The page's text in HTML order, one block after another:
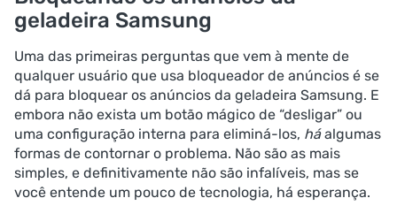
geladeira Samsung
Uma das primeiras perguntas que vem à mente de
qualquer usuário que usa bloqueador de anúncios é se
dá para bloquear os anúncios da geladeira Samsung. E
embora não exista um botão mágico de “desligar” ou
uma configuração interna para eliminá-los, háalgumas
formas de contornar o problema. Não são as mais
simples, e definitivamente não são infalíveis, mas se
você entende um pouco de tecnologia, há esperança.